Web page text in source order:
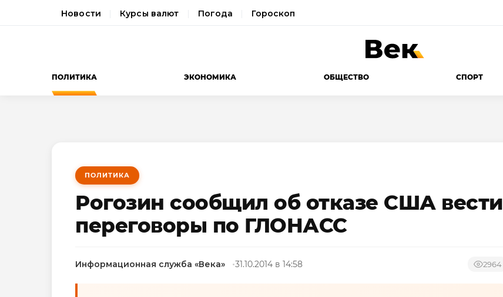
Новости Курсы валют Погода Гороскоп
ПОЛИТИКА ЭКОНОМИКА ОБЩЕСТВО СПОРТ
ПОЛИТИКА
Рогозин сообщил об отказе США вести
переговоры по ГЛОНАСС
Информационная служба «Века» 31.10.2014 в 14:58 2964